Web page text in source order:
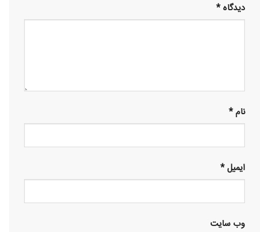
دیدگاه*
نام*
ایمیل*
وب‌ سایت